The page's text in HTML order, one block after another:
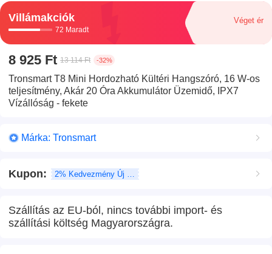
Villámakciók
72 Maradt
Véget ér
8 925 Ft 13 114 Ft -32%
Tronsmart T8 Mini Hordozható Kültéri Hangszóró, 16 W-os
teljesítmény, Akár 20 Óra Akkumulátor Üzemidő, IPX7
Vízállóság - fekete
Márka: Tronsmart
Kupon:
Szállítás az EU-ból, nincs további import- és
szállítási költség Magyarországra.